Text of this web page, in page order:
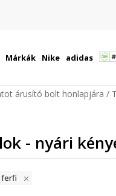
Márkák Nike adidas
árusító bolt honlapjára
- nyári
ferfi